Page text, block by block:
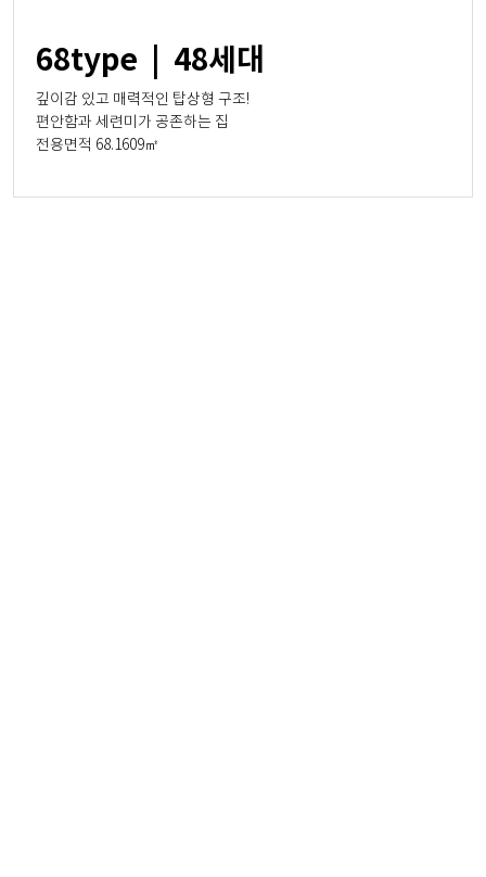
68type | 48세대
깊이감 있고 매력적인 탑상형 구조!
편안함과 세련미가 공존하는 집
전용면적 68.1609㎡